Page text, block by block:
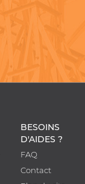
BESOINS
D'AIDES ?
FAQ
Contact